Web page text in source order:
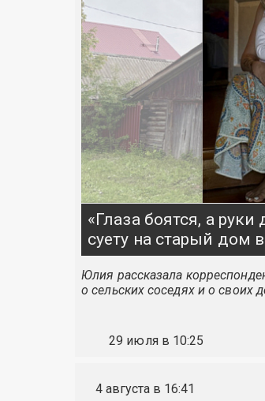
«Глаза боятся, а
суету на старый дом
Юлия рассказала
о сельских соседях и о своих
29 июля в 10:25
4 августа в 16:41